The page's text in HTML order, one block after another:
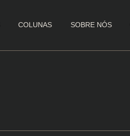
COLUNAS SOBRE NÓS